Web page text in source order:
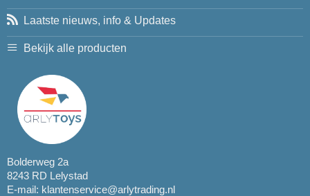
Laatste nieuws, info & Updates
Bekijk alle producten
Bolderweg 2a
8243 RD Lelystad
E-mail: klantenservice@arlytrading.nl